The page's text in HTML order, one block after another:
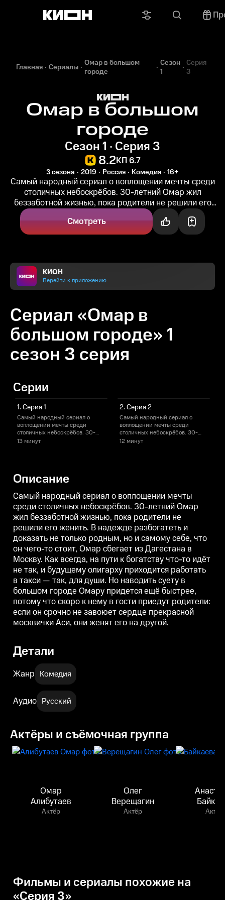
Главная Сериалы Омар в большом
городе
Сезон
1
Серия
3
Омар в большом
городе
Сезон 1 · Серия 3
8.2КП 6.7
3 сезона 2019 Россия Комедия 16+
Самый народный сериал о воплощении мечты среди
столичных небоскрёбов. 30-летний Омар жил
беззаботной жизнью, пока родители не решили его
женить. В надежде разбогатеть и...
Смотреть
КИОН
Перейти к приложению
Сериал «Омар в
большом городе» 1
сезон 3 серия
Серии
1. Серия 1
Самый народный сериал о
воплощении мечты среди
столичных небоскрёбов. 30-
летний Омар жил беззаботной
себе, что он чего-то стоит, Омар
сбегает из Дагестана в Москву.
Как всегда, на пути к богатству
что-то идёт не так, и будущему
олигарху приходится работать в
такси — так, для души. Но
городе Омару придется ещё
быстрее, потому что скоро к
нему в гости приедут родители:
если он срочно не завоюет
сердце прекрасной москвички
Аси, они женят его на другой.
13 минут
2. Серия 2
Самый народный сериал о
воплощении мечты среди
столичных небоскрёбов. 30-
летний Омар жил беззаботной
Как всегда, на пути к богатству
что-то идёт не так, и будущему
олигарху приходится работать в
такси — так, для души. Но
наводить суету в большом
городе Омару придется ещё
быстрее, потому что скоро к
нему в гости приедут родители:
если он срочно не завоюет
сердце прекрасной москвички
Аси, они женят его на другой.
12 минут
Описание
Самый народный сериал о воплощении мечты
среди столичных небоскрёбов. 30-летний Омар
жил беззаботной жизнью, пока родители не
решили его женить. В надежде разбогатеть и
доказать не только родным, но и самому себе, что
он чего-то стоит, Омар сбегает из Дагестана в
Москву. Как всегда, на пути к богатству что-то идёт
не так, и будущему олигарху приходится работать
в такси — так, для души. Но наводить суету в
большом городе Омару придется ещё быстрее,
потому что скоро к нему в гости приедут родители:
если он срочно не завоюет сердце прекрасной
москвички Аси, они женят его на другой.
Детали
Жанр Комедия
Аудио Русский
Актёры и съёмочная группа
Омар
Алибутаев
Актёр
Олег
Верещагин
Актёр Актёр
Фильмы и сериалы похожие на
«Серия 3»